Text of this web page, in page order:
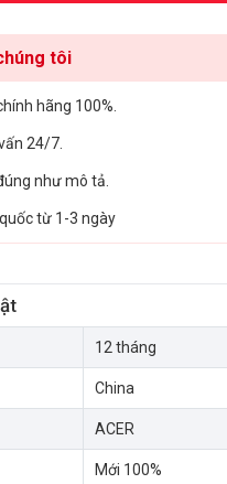
tôi
hãng 100%.
24/7.
như mô tả.
từ 1-3 ngày
12 tháng
China
ACER
Mới 100%